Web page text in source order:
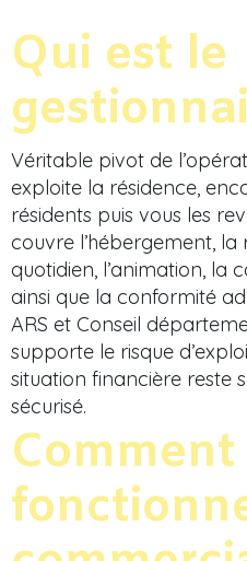
Qui est le
Véritable pivot de
exploite la résidence,
résidents puis vous les
couvre l’hébergement, la
quotidien, l’animation, la
ainsi que la conformité
ARS et Conseil
supporte le risque
situation financière reste
sécurisé.
Comment